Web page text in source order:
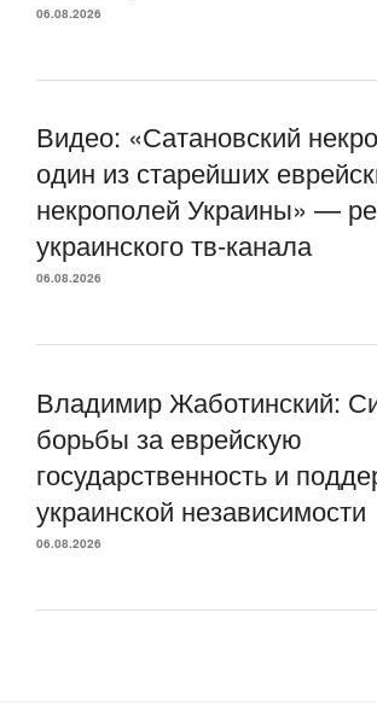
06.08.2026
Видео: «Сатановский
один из старейших
некрополей Украины» —
украинского тв-канала
06.08.2026
Владимир Жаботинский:
борьбы за еврейскую
государственность и
украинской независимости
06.08.2026